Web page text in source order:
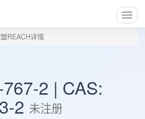
REACH详情
2 | CAS:
2 未注册